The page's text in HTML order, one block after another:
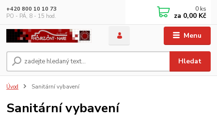
Menu
Hledat
+420 800 10 10 73
PO - PÁ, 8 - 15 hod.
0 ks
za 0,00 Kč
Úvod Sanitární vybavení
Sanitární vybavení